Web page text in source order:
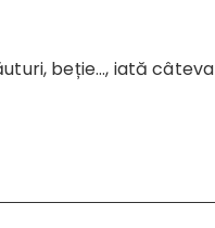
beție…, iată câteva